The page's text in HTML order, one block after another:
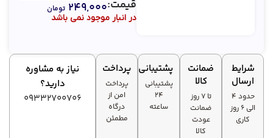
طول کابل
USB به
ابعاد شارژر
9.3 *
4.3
در انبار موجود نمی باشد
قیمت:۲۴۹,۰۰۰ تومان
شرایط
ارسال
حدود 4
الی 6 روز
کاری
ضمانت
کالا
تا ۷ روز
ضمانت
عودت
کالا
پشتیبانی
پشتیبانی
۲۴
ساعته
پرداخت
پرداخت
امن از
درگاه
مطمئن
نیاز به مشاوره
دارید؟
09332700706